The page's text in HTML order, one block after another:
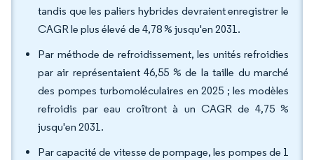
tandis que les paliers hybrides devraient enregistrer le
CAGR le plus élevé de 4,78 % jusqu'en 2031.
Par méthode de refroidissement, les unités refroidies
par air représentaient 46,55 % de la taille du marché
des pompes turbomoléculaires en 2025 ; les modèles
refroidis par eau croîtront à un CAGR de 4,75 %
jusqu'en 2031.
Par capacité de vitesse de pompage, les pompes de 1